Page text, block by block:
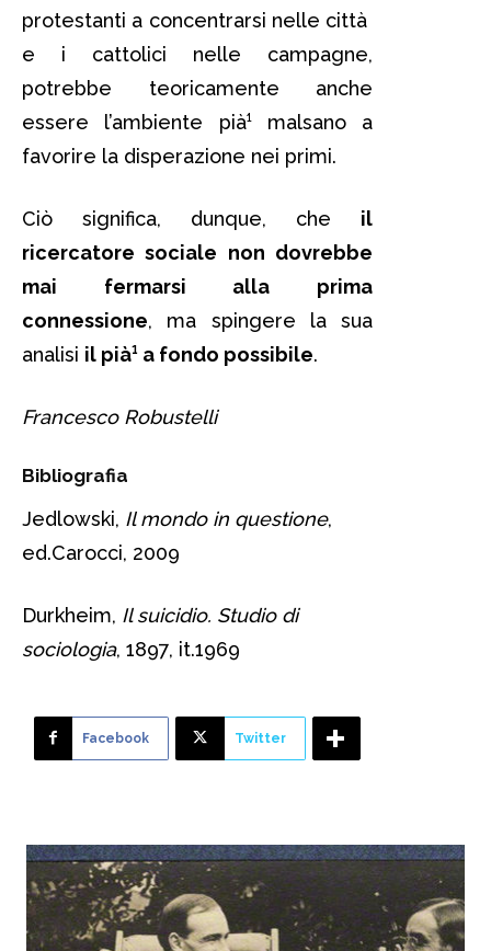
protestanti a concentrarsi nelle città
e i cattolici nelle campagne,
potrebbe teoricamente anche
essere l’ambiente pià¹ malsano a
favorire la disperazione nei primi.
Ciò significa, dunque, che il
ricercatore sociale non dovrebbe
mai fermarsi alla prima
connessione, ma spingere la sua
analisi il pià¹ a fondo possibile.
Francesco Robustelli
Bibliografia
Jedlowski, Il mondo in questione,
ed.Carocci, 2009
Durkheim, Il suicidio. Studio di
sociologia, 1897, it.1969
Facebook Twitter